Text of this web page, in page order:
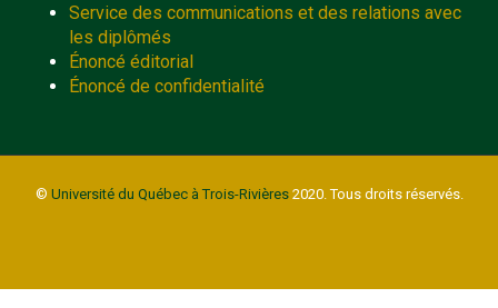
Service des communications et des relations avec
les diplômés
Énoncé éditorial
Énoncé de confidentialité
© Université du Québec à Trois-Rivières2020. Tous droits réservés.